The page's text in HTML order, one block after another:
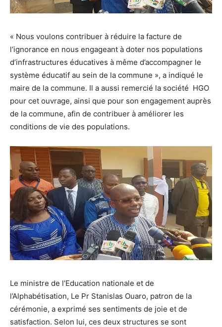
« Nous voulons contribuer à réduire la facture de
l’ignorance en nous engageant à doter nos populations
d’infrastructures éducatives à même d’accompagner le
système éducatif au sein de la commune », a indiqué le
maire de la commune. Il a aussi remercié la société HGO
pour cet ouvrage, ainsi que pour son engagement auprès
de la commune, afin de contribuer à améliorer les
conditions de vie des populations.
Le ministre de l’Education nationale et de
l’Alphabétisation, Le Pr Stanislas Ouaro, patron de la
cérémonie, a exprimé ses sentiments de joie et de
satisfaction. Selon lui, ces deux structures se sont